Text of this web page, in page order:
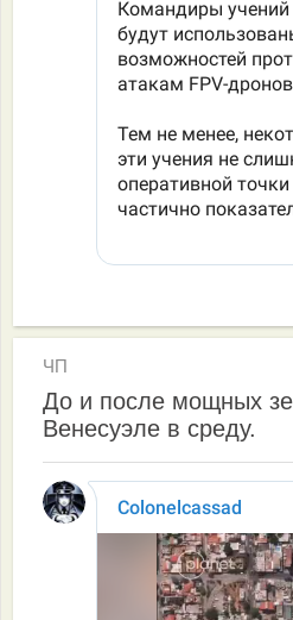
ЧП
До и после мощных
Венесуэле в среду.